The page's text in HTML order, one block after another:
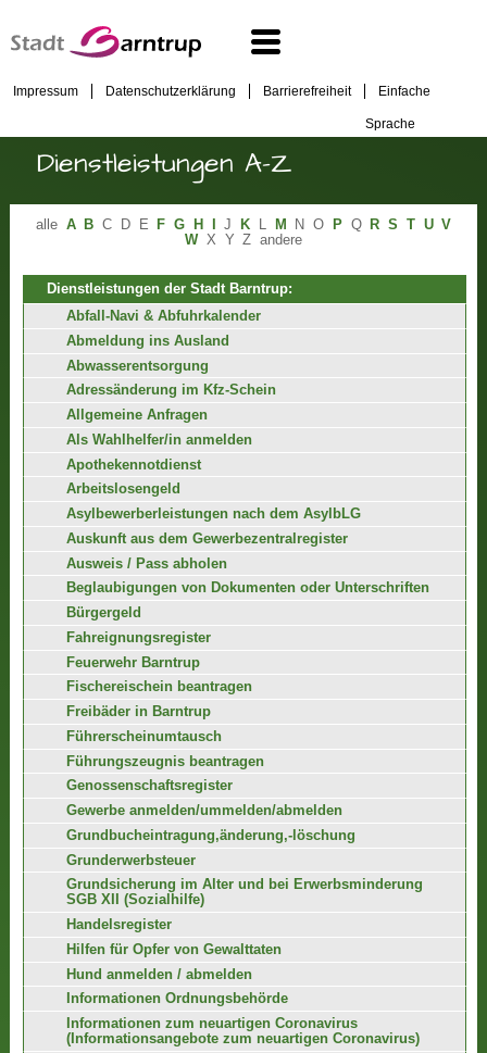
Impressum Datenschutzerklärung Barrierefreiheit Einfache
Sprache
Dienstleistungen A-Z
alle A B C D E F G H J K L M N O P Q R S T U V
W X Y Z andere
Dienstleistungen der Stadt Barntrup:
Abfall-Navi & Abfuhrkalender
Abmeldung ins Ausland
Abwasserentsorgung
Adressänderung im Kfz-Schein
Allgemeine Anfragen
Als Wahlhelfer/in anmelden
Apothekennotdienst
Arbeitslosengeld
Asylbewerberleistungen nach dem AsylbLG
Auskunft aus dem Gewerbezentralregister
Ausweis / Pass abholen
Beglaubigungen von Dokumenten oder Unterschriften
Bürgergeld
Fahreignungsregister
Feuerwehr Barntrup
Fischereischein beantragen
Freibäder in Barntrup
Führerscheinumtausch
Führungszeugnis beantragen
Genossenschaftsregister
Gewerbe anmelden/ummelden/abmelden
Grundbucheintragung,änderung,-löschung
Grunderwerbsteuer
Grundsicherung im Alter und bei Erwerbsminderung
SGB XII (Sozialhilfe)
Handelsregister
Hilfen für Opfer von Gewalttaten
Hund anmelden / abmelden
Informationen Ordnungsbehörde
Informationen zum neuartigen Coronavirus
(Informationsangebote zum neuartigen Coronavirus)